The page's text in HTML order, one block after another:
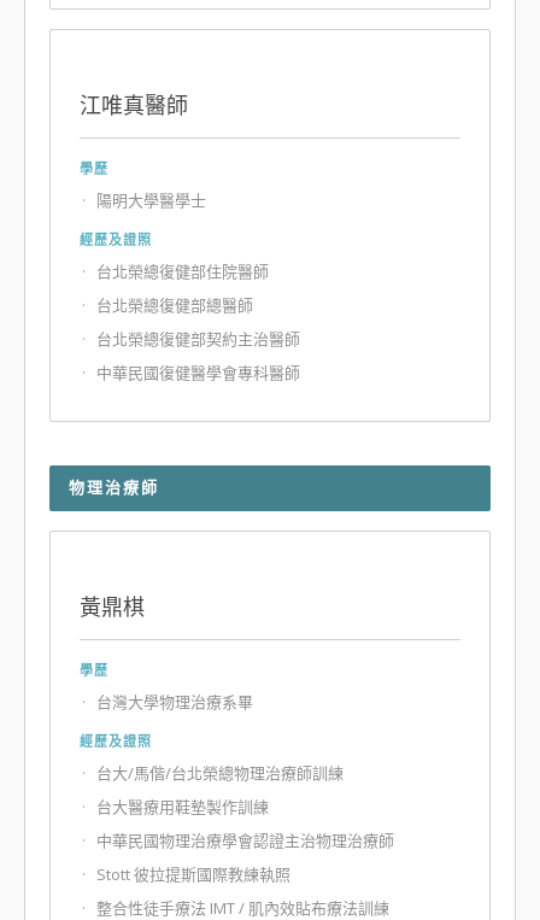
江唯真醫師
學歷
陽明大學醫學士
經歷及證照
台北榮總復健部住院醫師
台北榮總復健部總醫師
台北榮總復健部契約主治醫師
中華民國復健醫學會專科醫師
物理治療師
黃鼎棋
學歷
台灣大學物理治療系畢
經歷及證照
台大/馬偕/台北榮總物理治療師訓練
台大醫療用鞋墊製作訓練
中華民國物理治療學會認證主治物理治療師
Stott 彼拉提斯國際教練執照
整合性徒手療法 IMT / 肌內效貼布療法訓練